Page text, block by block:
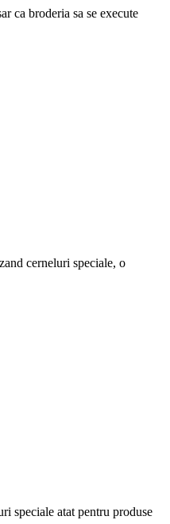
ca broderia sa se execute
cerneluri speciale, o
speciale atat pentru produse